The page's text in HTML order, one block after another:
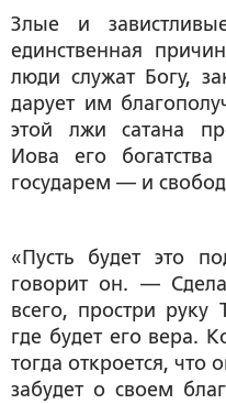
Злые и
единственная
люди служат Богу,
дарует им
этой лжи сатана
Иова его
государем — и
«Пусть будет это
говорит он. —
всего, простри
где будет его вера.
тогда откроется, что
забудет о своем